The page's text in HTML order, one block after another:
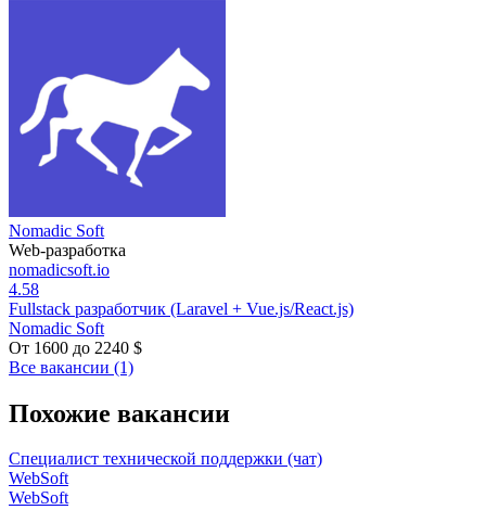
Nomadic Soft
Web-разработка
nomadicsoft.io
4.58
Fullstack разработчик (Laravel + Vue.js/React.js)
Nomadic Soft
От 1600 до 2240 $
Все вакансии (1)
Похожие вакансии
Специалист технической поддержки (чат)
WebSoft
WebSoft